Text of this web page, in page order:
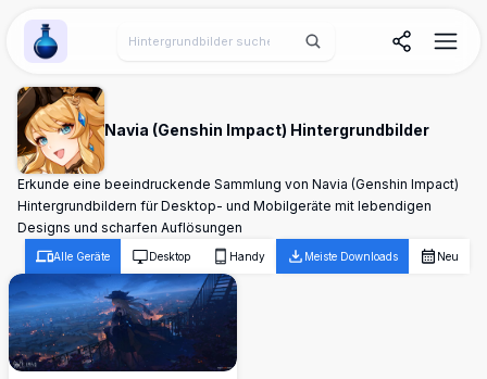
Wallpaper Alchemy
Navia (Genshin Impact) Hintergrundbilder
Erkunde eine beeindruckende Sammlung von Navia (Genshin Impact)
Hintergrundbildern für Desktop- und Mobilgeräte mit lebendigen
Designs und scharfen Auflösungen
Alle Geräte Desktop Handy Meiste Downloads Neu